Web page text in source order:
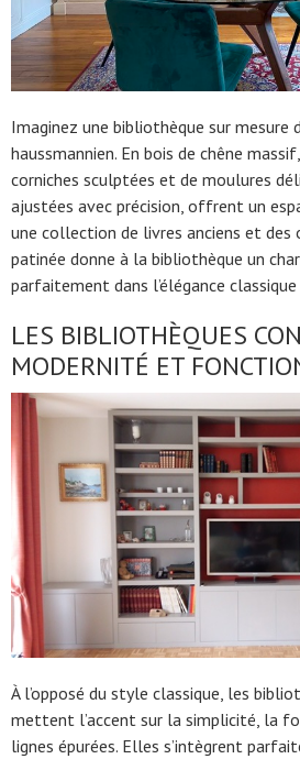
Imaginez une bibliothèque sur mesure
haussmannien. En bois de chêne
corniches sculptées et de moulures
ajustées avec précision, offrent un
une collection de livres anciens et des
patinée donne à la bibliothèque un
parfaitement dans l’élégance
LES BIBLIOTHÈQUES
MODERNITÉ ET
À l’opposé du style classique, les
mettent l’accent sur la simplicité, la
lignes épurées. Elles s’intègrent